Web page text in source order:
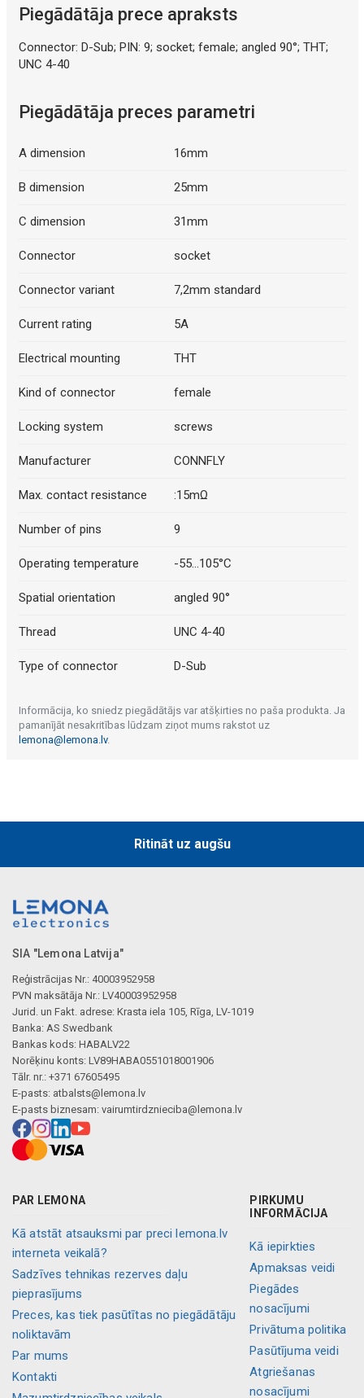
Mākslīgā intelekta aprakstsPiegādātāja prece apraksts
Connector: D-Sub; PIN: 9; socket; female; angled 90°; THT;
UNC 4-40
Piegādātāja preces parametri
A dimension 16mm
B dimension 25mm
C dimension 31mm
Connector socket
Connector variant 7,2mm standard
Current rating 5A
Electrical mounting THT
Kind of connector female
Locking system screws
Manufacturer CONNFLY
Max. contact resistance :15mΩ
Number of pins 9
Operating temperature -55...105°C
Spatial orientation angled 90°
Thread UNC 4-40
Type of connector D-Sub
Informācija, ko sniedz piegādātājs var atšķirties no paša produkta. Ja
pamanījāt nesakritības lūdzam ziņot mums rakstot uz
lemona@lemona.lv.
Ritināt uz augšu
SIA "Lemona Latvija"
Reģistrācijas Nr.: 40003952958
PVN maksātāja Nr.: LV40003952958
Jurid. un Fakt. adrese: Krasta iela 105, Rīga, LV-1019
Banka: AS Swedbank
Bankas kods: HABALV22
Norēķinu konts: LV89HABA0551018001906
Tālr. nr.: +371 67605495
E-pasts: atbalsts@lemona.lv
E-pasts biznesam: vairumtirdznieciba@lemona.lv
PAR LEMONA
Kā atstāt atsauksmi par preci lemona.lv
interneta veikalā?
Sadzīves tehnikas rezerves daļu
pieprasījums
Preces, kas tiek pasūtītas no piegādātāju
noliktavām
Par mums
Kontakti
PIRKUMU
INFORMĀCIJA
Kā iepirkties
Apmaksas veidi
Piegādes
nosacījumi
Privātuma politika
Pasūtījuma veidi
Atgriešanas
nosacījumi